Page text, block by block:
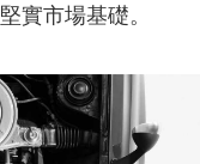
實市場基礎。